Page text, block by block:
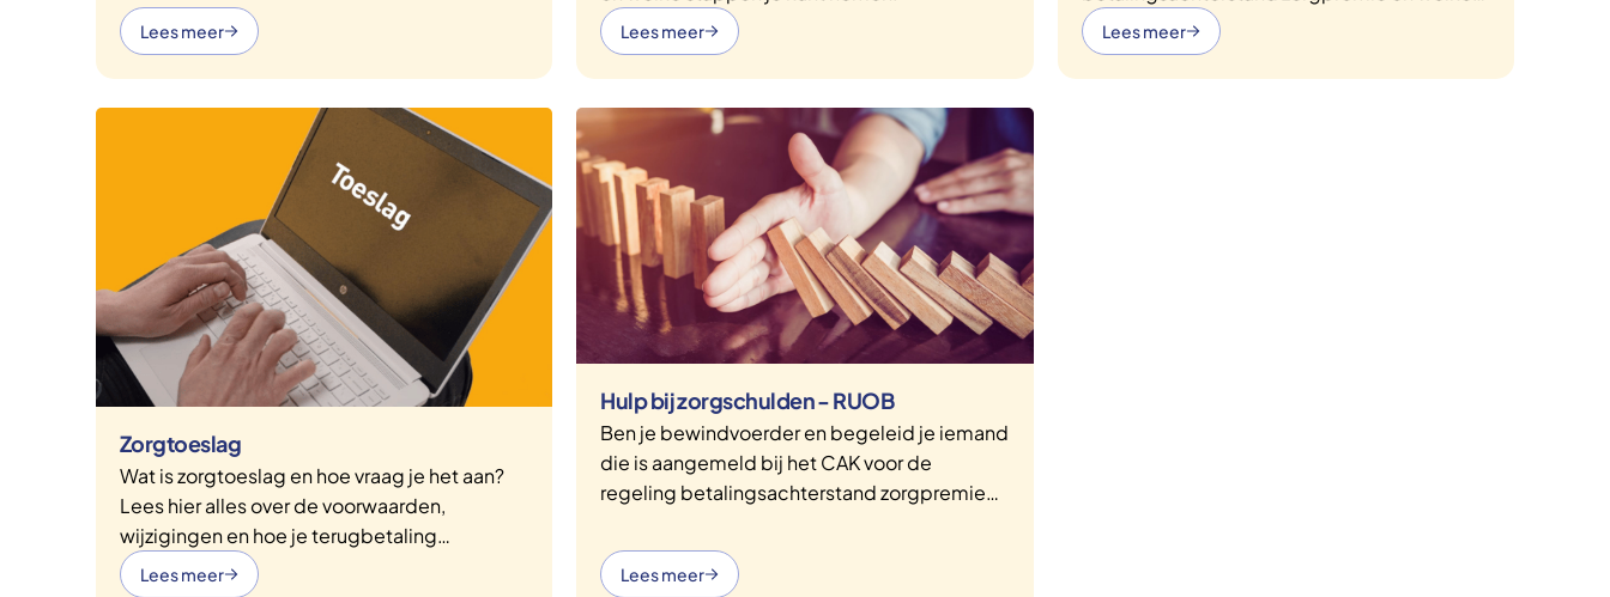
iets anders. We leggen het hier duidelijk uit,
met handige voorbeelden en tips, zodat je
Lees meer Lees meer
stappen je kunt nemen.
Lees meer
Zorgtoeslag
Wat is zorgtoeslag en hoe vraag je het aan?
Lees hier alles over de voorwaarden,
wijzigingen en hoe je terugbetaling
voorkomt.
Lees meer
Hulp bij zorgschulden - RUOB
Ben je bewindvoerder en begeleid je iemand
die is aangemeld bij het CAK voor de
regeling betalingsachterstand zorgpremie
gebruikmaken van de Regeling Uitstroom
Onderbewindgestelden (RUOB).
Lees meer